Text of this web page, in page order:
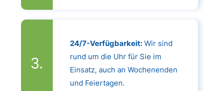
24/7-Verfügbarkeit:Wir sind
rund um die Uhr für Sie im
Einsatz, auch an Wochenenden
und Feiertagen.